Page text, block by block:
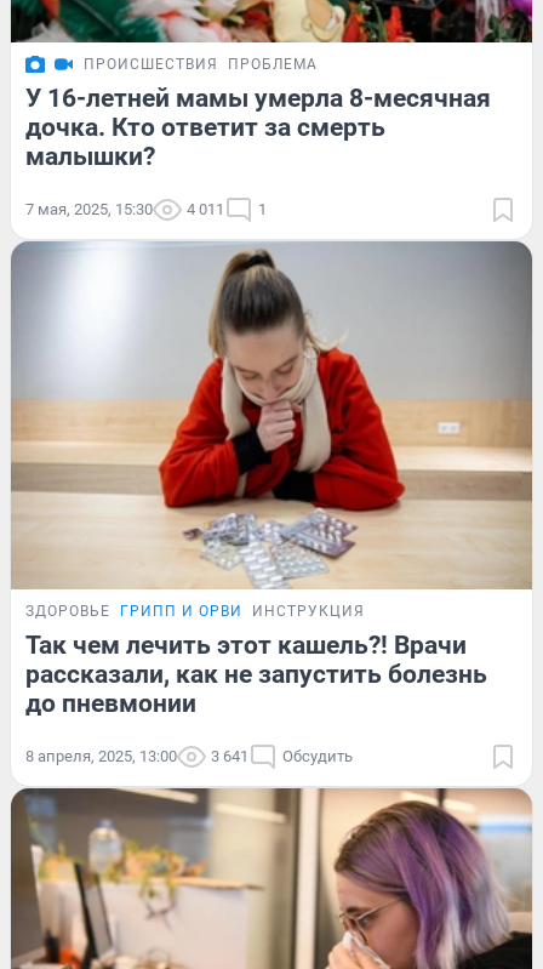
ПРОИСШЕСТВИЯ ПРОБЛЕМА
У 16-летней мамы умерла 8-месячная
дочка. Кто ответит за смерть
малышки?
7 мая, 2025, 15:30 4 011 1
ЗДОРОВЬЕ ГРИПП И ОРВИ ИНСТРУКЦИЯ
Так чем лечить этот кашель?! Врачи
рассказали, как не запустить болезнь
до пневмонии
8 апреля, 2025, 13:00 3 641 Обсудить